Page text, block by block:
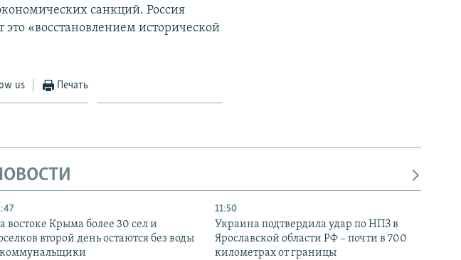
санкций. Россия
«восстановлением исторической
us Печать
востоке Крыма более 30 сел и
второй день остаются без воды
11:50
Украина подтвердила удар по НПЗ в
Ярославской области РФ – почти в 700
километрах от границы